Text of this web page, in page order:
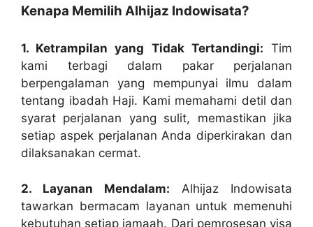
Kenapa Memilih Alhijaz Indowisata?
1. Ketrampilan yang Tidak Tertandingi: Tim
kami terbagi dalam pakar perjalanan
berpengalaman yang mempunyai ilmu dalam
tentang ibadah Haji. Kami memahami detil dan
syarat perjalanan yang sulit, memastikan jika
setiap aspek perjalanan Anda diperkirakan dan
dilaksanakan cermat.
2. Layanan Mendalam: Alhijaz Indowisata
tawarkan bermacam layanan untuk memenuhi
kebutuhan setiap jamaah. Dari pemrosesan visa